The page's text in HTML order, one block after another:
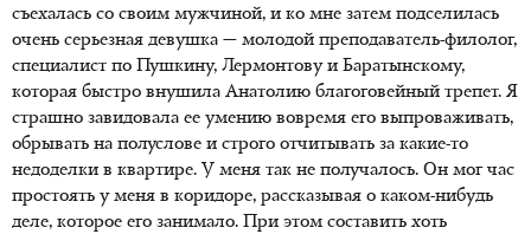
съехалась со своим мужчиной, и ко мне затем подселилась
очень серьезная девушка — молодой преподаватель-филолог,
специалист по Пушкину, Лермонтову и Баратынскому,
которая быстро внушила Анатолию благоговейный трепет. Я
страшно завидовала ее умению вовремя его выпроваживать,
обрывать на полуслове и строго отчитывать за какие-то
недоделки в квартире. У меня так не получалось. Он мог час
простоять у меня в коридоре, рассказывая о каком-нибудь
деле, которое его занимало. При этом составить хоть